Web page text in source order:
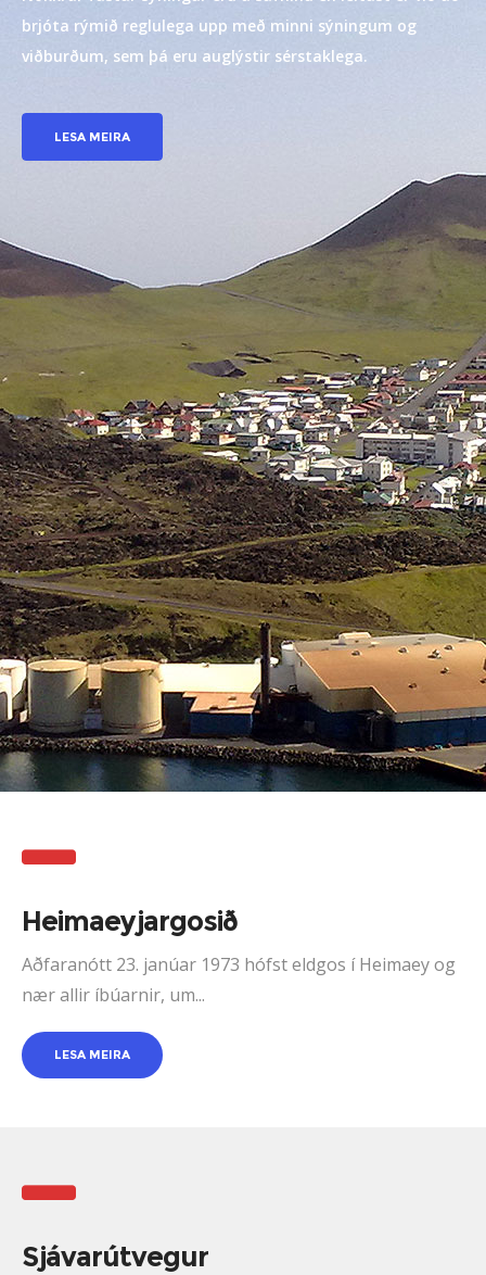
brjóta rýmið reglulega upp með minni sýningum og
viðburðum, sem þá eru auglýstir sérstaklega.
LESA MEIRA
Heimaeyjargosið
Aðfaranótt 23. janúar 1973 hófst eldgos í Heimaey og
nær allir íbúarnir, um...
LESA MEIRA
Sjávarútvegur